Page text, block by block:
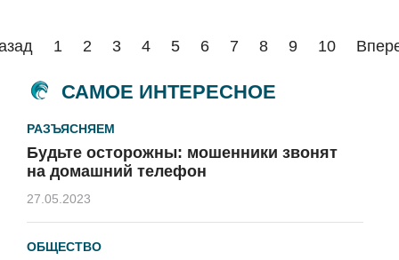
1 2 3 4 5 6 7 8 9 10
САМОЕ ИНТЕРЕСНОЕ
РАЗЪЯСНЯЕМ
Будьте осторожны: мошенники звонят
на домашний телефон
27.05.2023
ОБЩЕСТВО